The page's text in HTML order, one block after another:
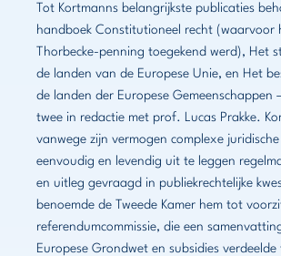
Tot Kortmanns belangrijkste publicaties
handboek Constitutioneel recht (waarvoor
Thorbecke-penning toegekend werd), Het
de landen van de Europese Unie, en Het
de landen der Europese Gemeenschappen
twee in redactie met prof. Lucas Prakke.
vanwege zijn vermogen complexe juridische
eenvoudig en levendig uit te leggen
en uitleg gevraagd in publiekrechtelijke
benoemde de Tweede Kamer hem tot
referendumcommissie, die een
Europese Grondwet en subsidies